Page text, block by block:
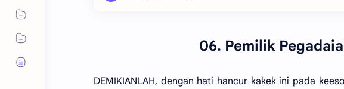
06. Pemilik
DEMIKIANLAH, dengan hati hancur kakek ini pada